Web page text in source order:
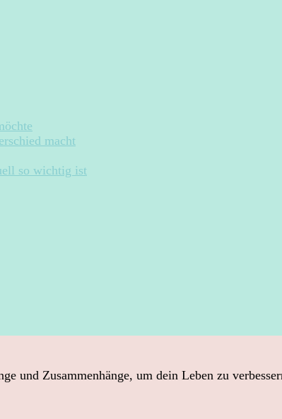
macht
so wichtig ist
und Zusammenhänge, um dein Leben zu